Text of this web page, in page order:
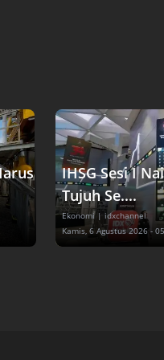
IHSG Sesi I
Tujuh Se....
Ekonomi | idxchannel
Kamis, 6 Agustus 2026 -